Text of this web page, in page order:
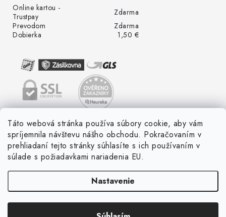
Táto webová stránka používa súbory cookie, aby vám
spríjemnila návštevu nášho obchodu. Pokračovaním v
prehliadaní tejto stránky súhlasíte s ich používaním v
súlade s požiadavkami nariadenia EU.
Nastavenie
Online kartou -
Trustpay
Zdarma
Prevodom
Zdarma
Dobierka
1,50 €